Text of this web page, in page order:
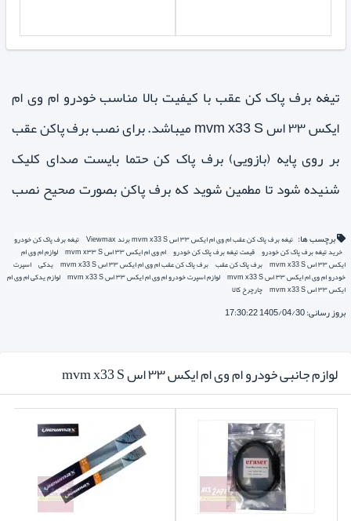
تیغه برف پاک کن عقب با کیفیت بالا مناسب خودرو ام وی ام
ایکس ۳۳ اس mvm x33 S میباشد. برای نصب برف پاکن عقب
بر روی پایه (بازویی) برف پاک کن حتما بایست صدای کلیک
شنیده شود تا مطمین شوید که برف پاکن بصورت صحیح نصب
برچسب ها: تیغه برف پاک کن عقب ام وی ام ایکس ۳۳ اس mvm x33 S برند Viewmax
تیغه برف پاک کن خودرو
خرید تیغه برف پاک کن خودرو قیمت تیغه برف پاک کن خودرو ام وی ام ایکس ۳۳ اس mvm x۳۳ S
لوازم ام وی ام
ایکس ۳۳ اس mvm x33 S
برف پاک کن عقب برف پاک کن عقب ام وی ام ایکس ۳۳ اس mvm x33 S یدکی اسپرت
خودرو ام وی ام ایکس ۳۳ اس mvm x33 S
لوازم اسپرت خودرو ام وی ام ایکس ۳۳ اس mvm x33 S
لوازم یدکی ام وی ام
ایکس ۳۳ اس mvm x33 S
چارچرخ کالا
بروز رسانی: 1405/04/30 17:30:22
لوازم جانبی خودرو ام وی ام ایکس ۳۳ اس mvm x33 S